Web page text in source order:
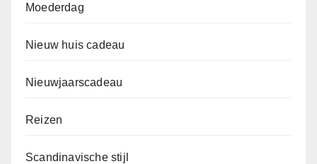
Moederdag
Nieuw huis cadeau
Nieuwjaarscadeau
Reizen
Scandinavische stijl